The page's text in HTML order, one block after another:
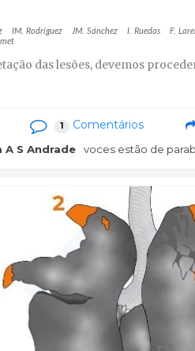
IM. Rodríguez JM. Sánchez I. Ruedas F.
das lesões, devemos
1 Comentários
A S Andrade voces estão de